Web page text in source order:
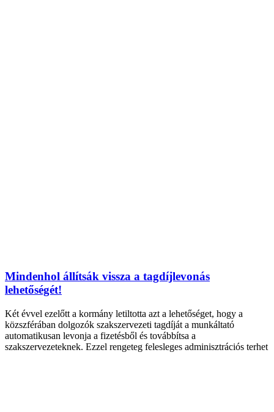
Mindenhol állítsák vissza a tagdíjlevonás
lehetőségét!
Két évvel ezelőtt a kormány letiltotta azt a lehetőséget, hogy a
közszférában dolgozók szakszervezeti tagdíját a munkáltató
automatikusan levonja a fizetésből és továbbítsa a
szakszervezeteknek. Ezzel rengeteg felesleges adminisztrációs terhet